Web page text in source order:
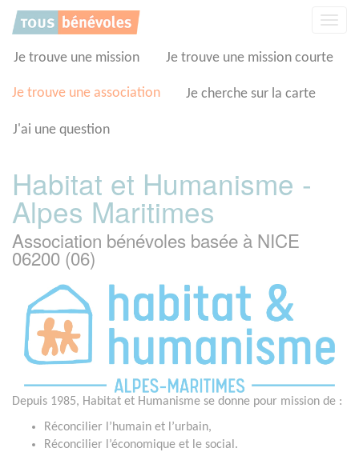
Je trouve une mission Je trouve une mission courte
Je trouve une association Je cherche sur la carte
J'ai une question
Habitat et Humanisme -
Alpes Maritimes
Association bénévoles basée à NICE
06200 (06)
Depuis 1985, Habitat et Humanisme se donne pour mission de :
Réconcilier l’humain et l’urbain,
Réconcilier l’économique et le social.
Panneau de gestion des cookies